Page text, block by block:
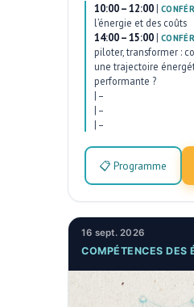
10:00 – 12:00 |
l’énergie et des coûts
14:00 – 15:00 |
piloter, transformer :
une trajectoire
performante ?
| –
| –
| –
📋 Programme
16 sept. 2026
COMPÉTENCES DES